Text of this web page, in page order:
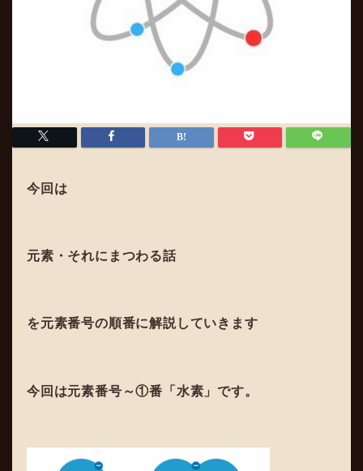
今回は
元素・それにまつわる話
を元素番号の順番に解説していきます
今回は元素番号～①番「水素」です。